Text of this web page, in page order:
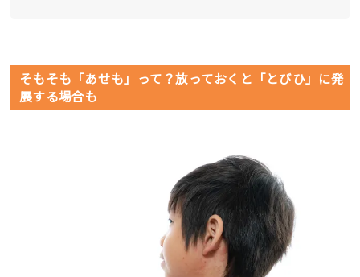
そもそも「あせも」って？放っておくと「とびひ」に発
展する場合も